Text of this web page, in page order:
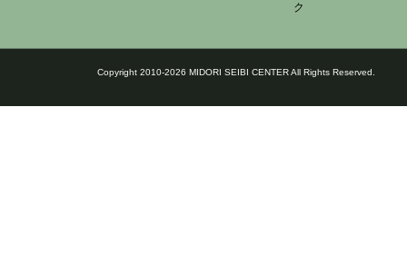
ク
Copyright 2010-2026 MIDORI SEIBI CENTER All Rights Reserved.